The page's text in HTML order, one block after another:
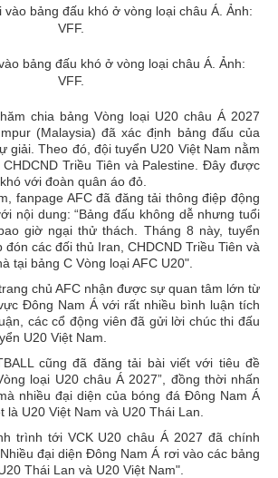
bảng đấu khó ở vòng loại châu Á. Ảnh:
VFF.
chia bảng Vòng loại U20 châu Á 2027
(Malaysia) đã xác định bảng đấu của
giải. Theo đó, đội tuyển U20 Việt Nam nằm
Triều Tiên và Palestine. Đây được
với đoàn quân áo đỏ.
fanpage AFC đã đăng tải thông điệp động
nội dung: “Bảng đấu không dễ nhưng tuổi
giờ ngại thử thách. Tháng 8 này, tuyển
đón các đối thủ Iran, CHDCND Triều Tiên và
tại bảng C Vòng loại AFC U20".
chủ AFC nhận được sự quan tâm lớn từ
Đông Nam Á với rất nhiều bình luận tích
các cổ động viên đã gửi lời chúc thi đấu
U20 Việt Nam.
cũng đã đăng tải bài viết với tiêu đề
loại U20 châu Á 2027”, đồng thời nhấn
nhiều đại diện của bóng đá Đông Nam Á
là U20 Việt Nam và U20 Thái Lan.
trình tới VCK U20 châu Á 2027 đã chính
đại diện Đông Nam Á rơi vào các bảng
Thái Lan và U20 Việt Nam".